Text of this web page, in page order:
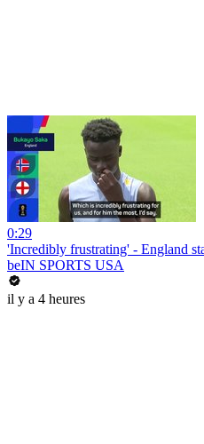
0:29
'Incredibly frustrating' - England
beIN SPORTS USA
il y a 4 heures